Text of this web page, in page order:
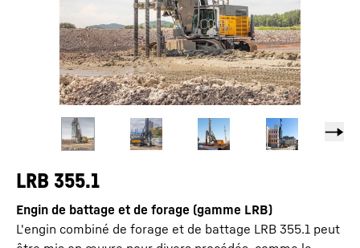
LRB 355.1
Engin de battage et de forage (gamme LRB)
L'engin combiné de forage et de battage LRB 355.1 peut